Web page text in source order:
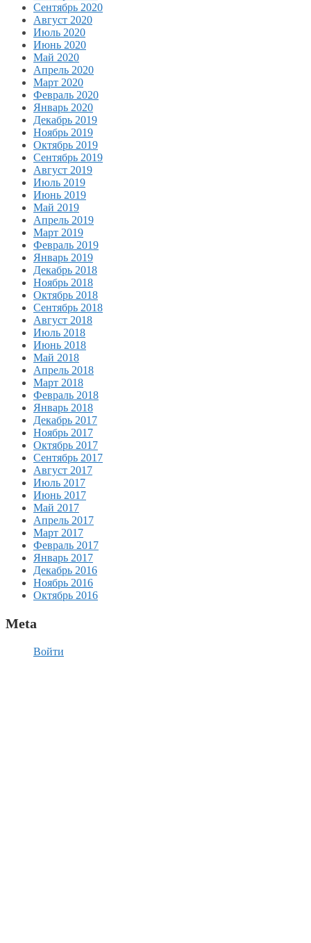
Сентябрь 2020
Август 2020
Июль 2020
Июнь 2020
Май 2020
Апрель 2020
Март 2020
Февраль 2020
Январь 2020
Декабрь 2019
Ноябрь 2019
Октябрь 2019
Сентябрь 2019
Август 2019
Июль 2019
Июнь 2019
Май 2019
Апрель 2019
Март 2019
Февраль 2019
Январь 2019
Декабрь 2018
Ноябрь 2018
Октябрь 2018
Сентябрь 2018
Август 2018
Июль 2018
Июнь 2018
Май 2018
Апрель 2018
Март 2018
Февраль 2018
Январь 2018
Декабрь 2017
Ноябрь 2017
Октябрь 2017
Сентябрь 2017
Август 2017
Июль 2017
Июнь 2017
Май 2017
Апрель 2017
Март 2017
Февраль 2017
Январь 2017
Декабрь 2016
Ноябрь 2016
Октябрь 2016
Meta
Войти